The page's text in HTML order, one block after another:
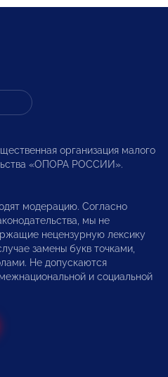
организация малого
«ОПОРА РОССИИ».
модерацию. Согласно
мы не
нецензурную лексику
замены букв точками,
Не допускаются
и социальной